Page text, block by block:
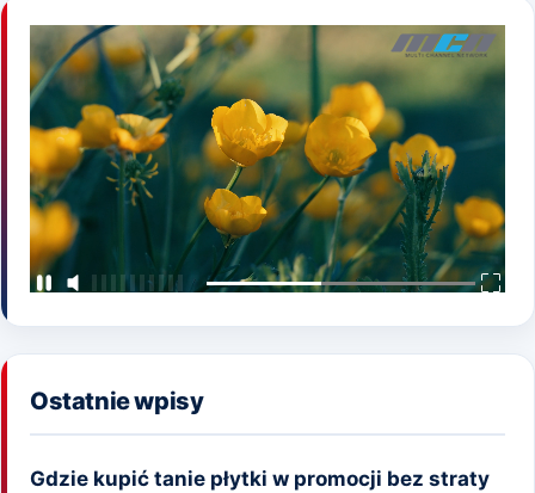
Ostatnie wpisy
Gdzie kupić tanie płytki w promocji bez straty